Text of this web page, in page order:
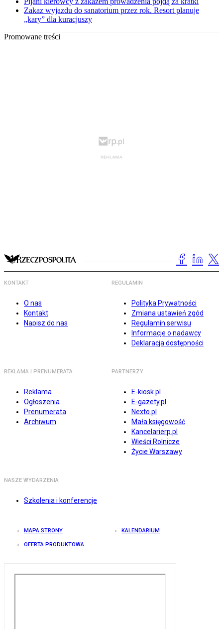
Zakaz wyjazdu do sanatorium przez rok. Resort planuje
„kary” dla kuracjuszy
Promowane treści
KONTAKT
O nas
Kontakt
Napisz do nas
REGULAMIN
Polityka Prywatności
Zmiana ustawień zgód
Regulamin serwisu
Informacje o nadawcy
Deklaracja dostępności
REKLAMA I PRENUMERATA
Reklama
Ogłoszenia
Prenumerata
Archiwum
PARTNERZY
E-kiosk.pl
E-gazety.pl
Nexto.pl
Mała księgowość
Kancelarierp.pl
Wieści Rolnicze
Życie Warszawy
NASZE WYDARZENIA
Szkolenia i konferencje
MAPA STRONY KALENDARIUM
OFERTA PRODUKTOWA